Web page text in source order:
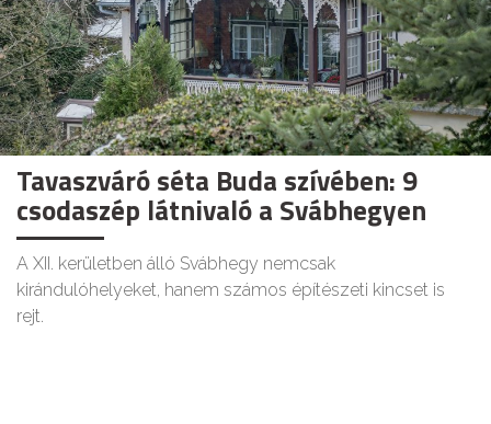
Tavaszváró séta Buda szívében: 9
csodaszép látnivaló a Svábhegyen
A XII. kerületben álló Svábhegy nemcsak
kirándulóhelyeket, hanem számos építészeti kincset is
rejt.